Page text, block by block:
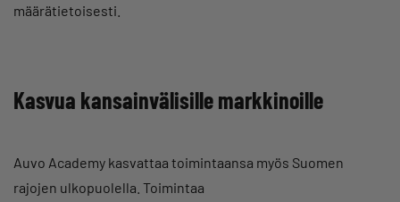
määrätietoisesti.
Kasvua kansainvälisille markkinoille
Auvo Academy kasvattaa toimintaansa myös Suomen
rajojen ulkopuolella. Toimintaa